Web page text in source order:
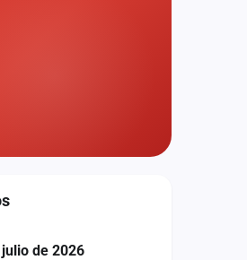
de 2026